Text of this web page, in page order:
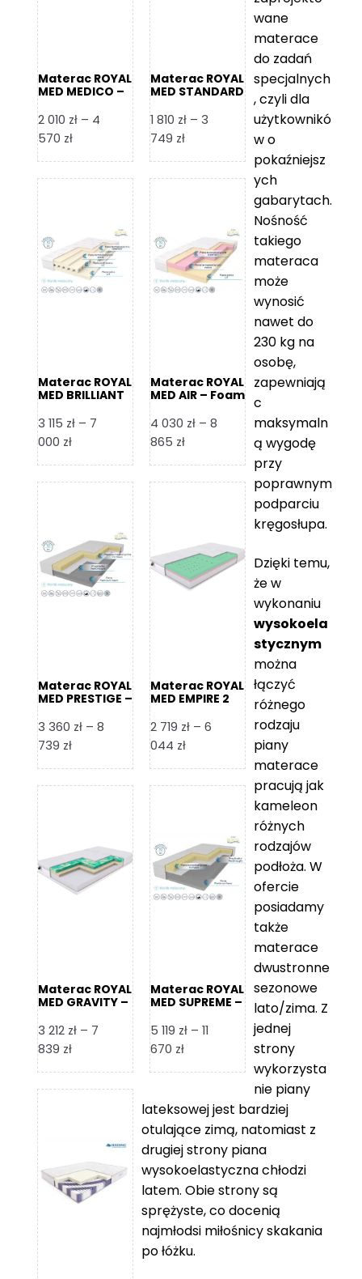
Materac ROYAL
MED MEDICO –
2 010 zł – 4
570 złZakres
od
4
570 zł
Materac ROYAL
MED STANDARD
1 810 zł – 3
749 złZakres
od
3
749 zł
Materac ROYAL
MED BRILLIANT
3 115 zł – 7
000 złZakres
od
7
000 zł
Materac ROYAL
MED AIR – Foam
4 030 zł – 8
865 złZakres
od
8
865 zł
Materac ROYAL
MED PRESTIGE –
3 360 zł – 8
739 złZakres
od
8
739 zł
Materac ROYAL
MED EMPIRE 2
2 719 zł – 6
044 złZakres
od
6
044 zł
Materac ROYAL
MED GRAVITY –
3 212 zł – 7
839 złZakres
od
839 zł
Materac ROYAL
MED SUPREME –
5 119 zł – 11
670 złZakres
5
119 zł
do
670 zł
wane
materace
do zadań
specjalnych
, czyli dla
użytkownikó
w o
pokaźniejsz
ych
gabarytach.
Nośność
takiego
materaca
może
wynosić
nawet do
230 kg na
osobę,
zapewniają
c
maksymaln
ą wygodę
przy
poprawnym
podparciu
kręgosłupa.
Dzięki temu,
że w
wykonaniu
wysokoela
stycznym
można
łączyć
różnego
rodzaju
piany
materace
pracują jak
kameleon
różnych
rodzajów
podłoża. W
ofercie
posiadamy
także
materace
dwustronne
sezonowe
lato/zima. Z
jednej
strony
wykorzysta
nie piany
lateksowej jest bardziej
otulające zimą, natomiast z
drugiej strony piana
wysokoelastyczna chłodzi
latem. Obie strony są
sprężyste, co docenią
najmłodsi miłośnicy skakania
po łóżku.